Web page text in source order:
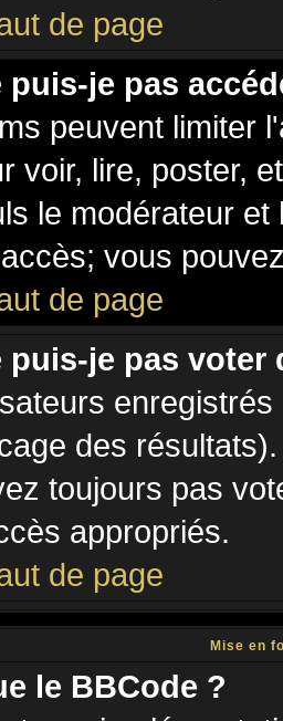
de page
puis-je pas
peuvent limiter
voir, lire, poster,
le modérateur
vous
de page
puis-je pas voter
des
toujours pas
appropriés.
de page
Mise en
le BBCode ?